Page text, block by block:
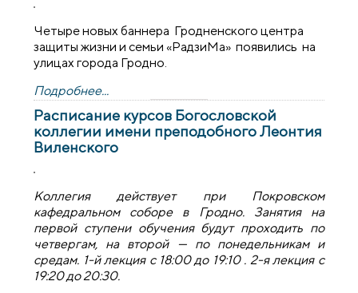
Четыре новых баннера Гродненского центра
защиты жизни и семьи «РадзиМа» появились на
улицах города Гродно.
Подробнее...
Расписание курсов Богословской
коллегии имени преподобного Леонтия
Виленского
Коллегия действует при Покровском
кафедральном соборе в Гродно. Занятия на
первой ступени обучения будут проходить по
четвергам, на второй — по понедельникам и
средам. 1-й лекция с 18:00 до 19:10 . 2-я лекция с
19:20 до 20:30.